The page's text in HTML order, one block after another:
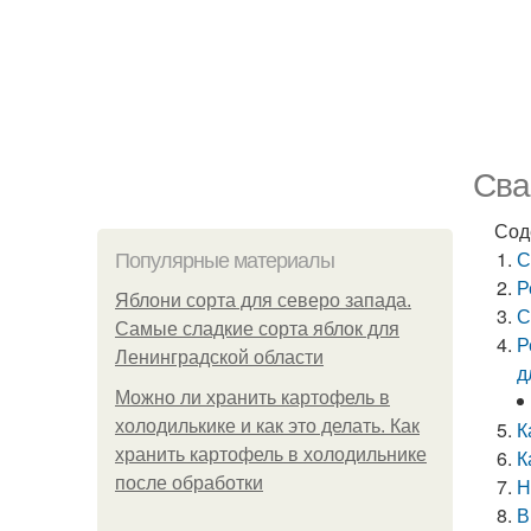
Популярные материалы
Яблони сорта для северо запада.
Самые сладкие сорта яблок для
Ленинградской области
Можно ли хранить картофель в
холодилькике и как это делать. Как
хранить картофель в холодильнике
после обработки